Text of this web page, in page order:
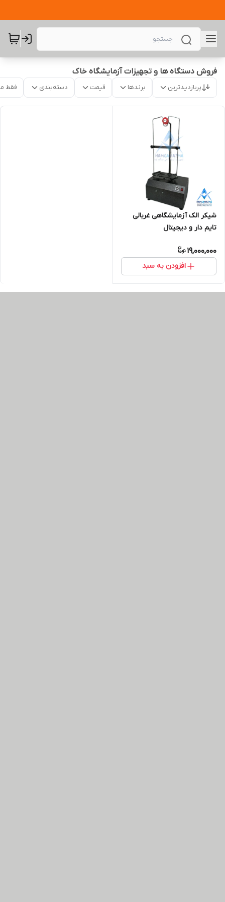
فروش دستگاه ها و تجهیزات آزمایشگاه خاک
پربازدیدترین برندها قیمت دسته‌بندی فقط
شیکر الک آزمایشگاهی غربالی
تایم دار و دیجیتال
19,000,000
افزودن به سبد